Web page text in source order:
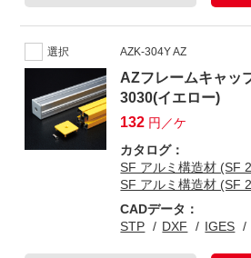
選択 AZK-304Y AZ
AZフレームキャッ
3030(イエロー)
132 円／ケ
カタログ：
SF アルミ構造材 (SF
SF アルミ構造材 (SF
CADデータ：
STP
DXF IGES